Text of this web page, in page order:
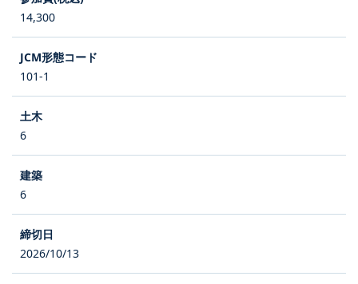
14,300
101-1
6
6
2026/10/13